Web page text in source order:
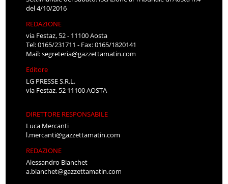
del 4/10/2016
REDAZIONE
via Festaz, 52 - 11100 Aosta
Tel: 0165/231711 - Fax: 0165/1820141
Mail:segreteria@gazzettamatin.com
Editore
LG PRESSE S.R.L.
via Festaz, 52 11100 AOSTA
DIRETTORE RESPONSABILE
Luca Mercanti
l.mercanti@gazzettamatin.com
REDAZIONE
Alessandro Bianchet
a.bianchet@gazzettamatin.com